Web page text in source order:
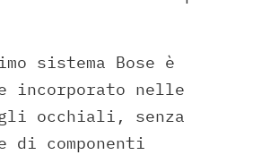
sistema Bose è
incorporato nelle
occhiali, senza
di componenti